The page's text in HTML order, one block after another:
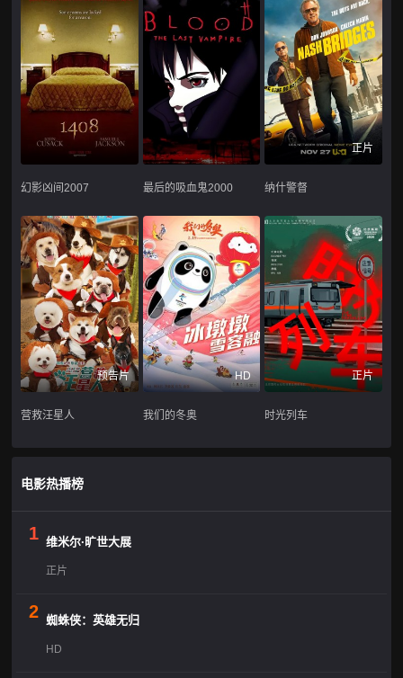
幻影凶间2007 最后的吸血鬼2000
正片
纳什警督
预告片
营救汪星人
HD
我们的冬奥
正片
时光列车
电影热播榜
1 维米尔·旷世大展
正片
2 蜘蛛侠：英雄无归
HD